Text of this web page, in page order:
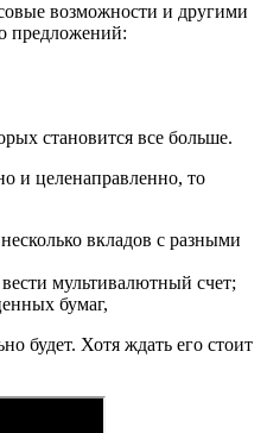
возможности и другими
предложений:
становится все больше.
и целенаправленно, то
вкладов с разными
мультивалютный счет;
бумаг,
будет. Хотя ждать его стоит